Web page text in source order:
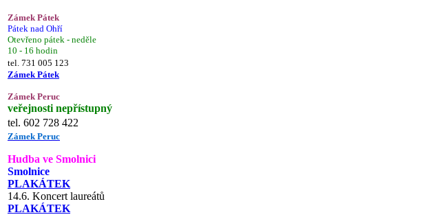
Zámek Pátek
Pátek nad Ohří
Otevřeno pátek - neděle
10 - 16 hodin
tel. 731 005 123
Zámek Pátek
Zámek Peruc
veřejnosti nepřístupný
tel. 602 728 422
Zámek Peruc
Hudba ve Smolnici
Smolnice
PLAKÁTEK
14.6. Koncert laureátů
PLAKÁTEK